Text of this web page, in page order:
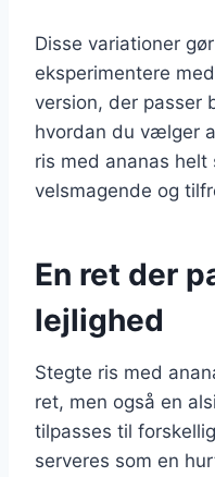
Disse variationer
eksperimentere
version, der passer
hvordan du vælger
ris med ananas
velsmagende og
En ret der
lejlighed
Stegte ris med
ret, men også en
tilpasses til
serveres som en